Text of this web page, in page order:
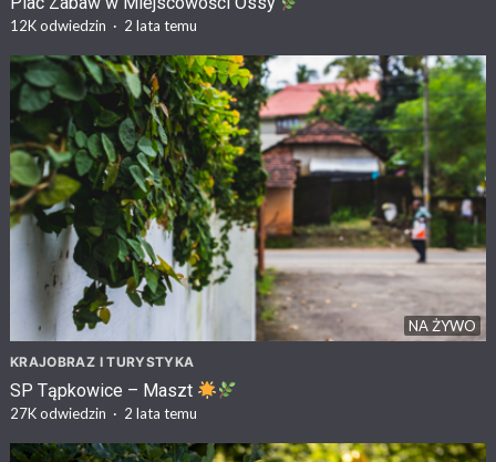
12Kodwiedzin · 2 lata temu
NA ŻYWO
KRAJOBRAZ I TURYSTYKA
SP Tąpkowice – Maszt
27Kodwiedzin · 2 lata temu